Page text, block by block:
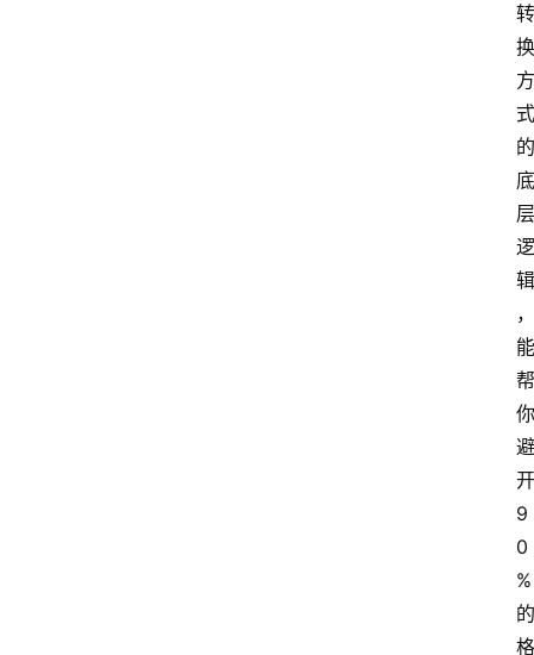
转
换
方
式
的
底
层
逻
辑
，
能
帮
你
避
开
9
0
%
的
格